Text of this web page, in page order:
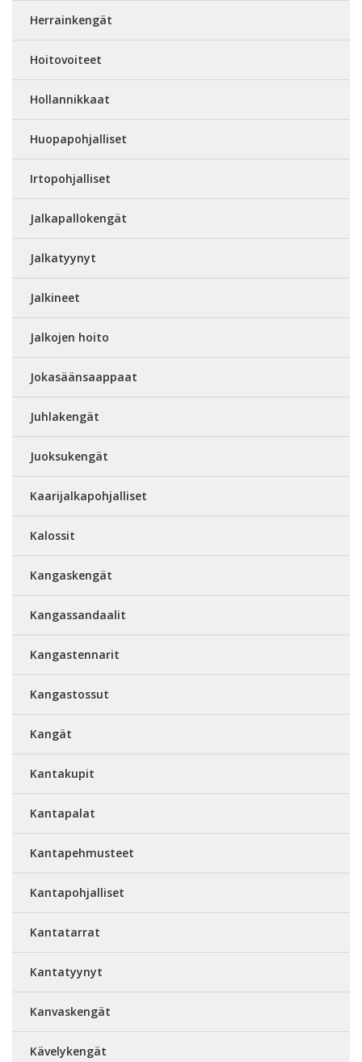
Herrainkengät
Hoitovoiteet
Hollannikkaat
Huopapohjalliset
Irtopohjalliset
Jalkapallokengät
Jalkatyynyt
Jalkineet
Jalkojen hoito
Jokasäänsaappaat
Juhlakengät
Juoksukengät
Kaarijalkapohjalliset
Kalossit
Kangaskengät
Kangassandaalit
Kangastennarit
Kangastossut
Kangät
Kantakupit
Kantapalat
Kantapehmusteet
Kantapohjalliset
Kantatarrat
Kantatyynyt
Kanvaskengät
Kävelykengät